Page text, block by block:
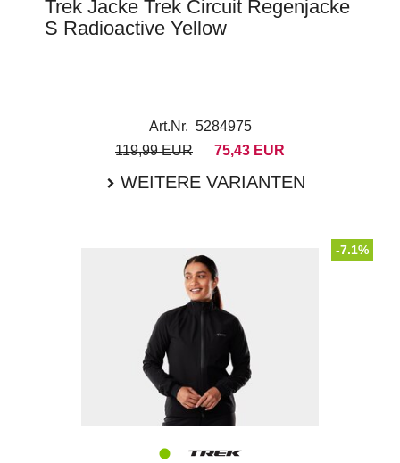
Trek Jacke Trek Circuit Regenjacke
S Radioactive Yellow
Art.Nr. 5284975
119,99 EUR
75,43 EUR
WEITERE VARIANTEN
-7.1%